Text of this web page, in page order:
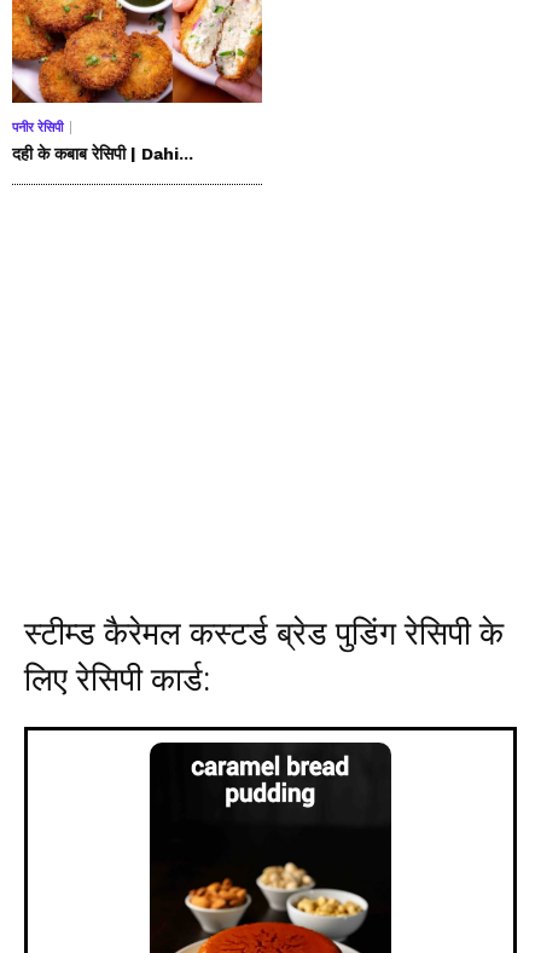
पनीर रेसिपी
दही के कबाब रेसिपी | Dahi...
स्टीम्ड कैरेमल कस्टर्ड ब्रेड पुडिंग रेसिपी के
लिएरेसिपी कार्ड: